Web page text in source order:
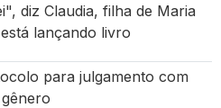
diz Claudia, filha de Maria
lançando livro
para julgamento com